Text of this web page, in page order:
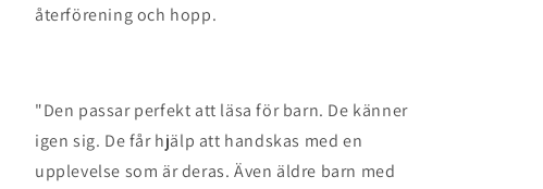
återförening och hopp.
"Den passar perfekt att läsa för barn. De känner
igen sig. De får hjälp att handskas med en
upplevelse som är deras. Även äldre barn med